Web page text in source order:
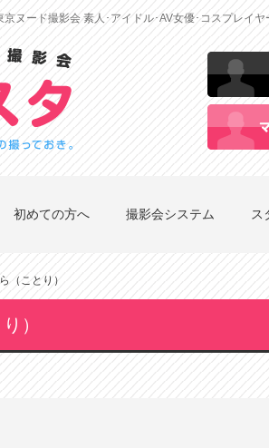
京ヌード撮影会 素人･アイドル･AV女優･コスプレイ
初めての方へ 撮影会システム ス
（ことり）
）